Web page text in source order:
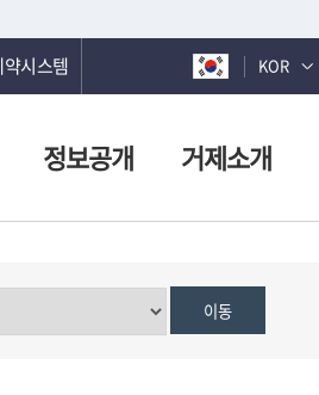
시스템 KOR
정보공개 거제소개